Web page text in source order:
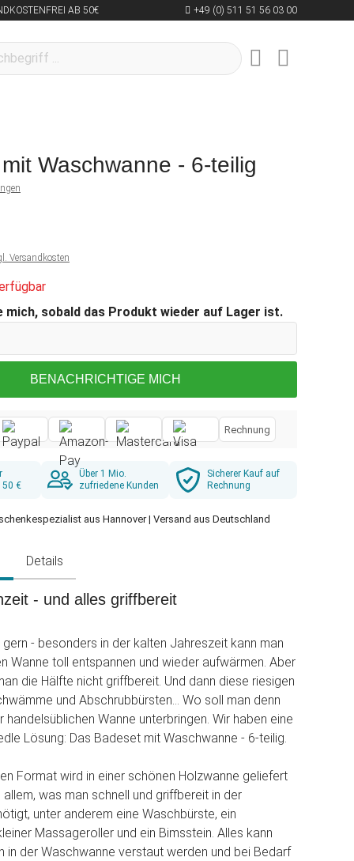
AB 50€ +49 (0) 511 51 56 03 00
Waschwanne - 6-teilig
Versandkosten
mich, sobald das Produkt wieder auf Lager ist.
BENACHRICHTIGE MICH
Rechnung
50 €
Über 1 Mio.
zufriedene Kunden
Sicherer Kauf auf
Rechnung
aus Hannover | Versand aus Deutschland
Details
- und alles griffbereit
- besonders in der kalten Jahreszeit kann man
Wanne toll entspannen und wieder aufwärmen. Aber
die Hälfte nicht griffbereit. Und dann diese riesigen
und Abschrubbürsten... Wo soll man denn
handelsüblichen Wanne unterbringen. Wir haben eine
Lösung: Das Badeset mit Waschwanne - 6-teilig.
Format wird in einer schönen Holzwanne geliefert
was man schnell und griffbereit in der
unter anderem eine Waschbürste, ein
Massageroller und ein Bimsstein. Alles kann
in der Waschwanne verstaut werden und bei Bedarf